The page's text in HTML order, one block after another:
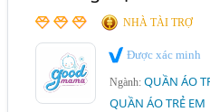
NHÀ TÀI TRỢ
Được xác minh
Ngành:QUẦN ÁO
QUẦN ÁO TRẺ EM